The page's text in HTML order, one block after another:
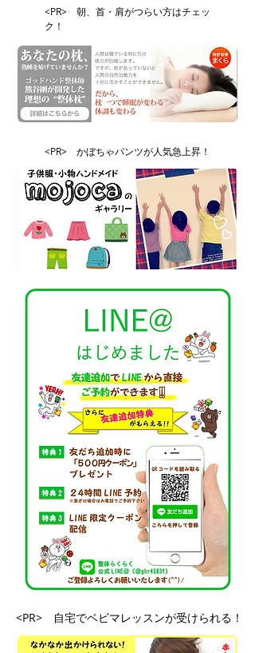
<PR> 朝、首・肩がつらい方はチェッ
ク！
<PR> かぼちゃパンツが人気急上昇！
<PR> 自宅でベビマレッスンが受けられる！